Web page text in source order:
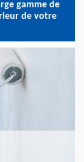
gamme de
de votre